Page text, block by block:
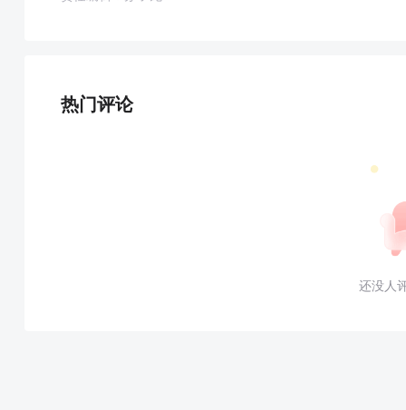
热门评论
还没人